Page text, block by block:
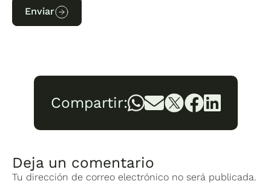
Enviar
Compartir:
Deja un comentario
Tu dirección de correo electrónico no será publicada.